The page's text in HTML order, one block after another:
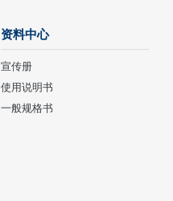
资料中心
宣传册
使用说明书
一般规格书